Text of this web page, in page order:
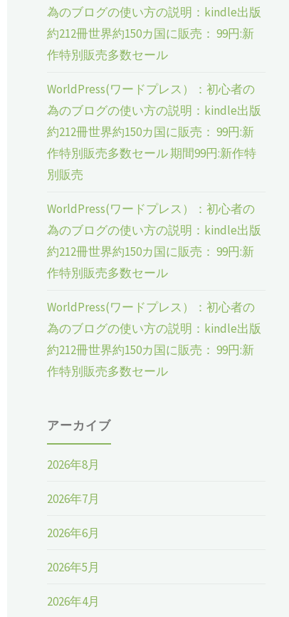
為のブログの使い方の説明：kindle出版
約212冊世界約150カ国に販売： 99円:新
作特別販売多数セール
WorldPress(ワードプレス）：初心者の
為のブログの使い方の説明：kindle出版
約212冊世界約150カ国に販売： 99円:新
作特別販売多数セール 期間99円:新作特
別販売
WorldPress(ワードプレス）：初心者の
為のブログの使い方の説明：kindle出版
約212冊世界約150カ国に販売： 99円:新
作特別販売多数セール
WorldPress(ワードプレス）：初心者の
為のブログの使い方の説明：kindle出版
約212冊世界約150カ国に販売： 99円:新
作特別販売多数セール
アーカイブ
2026年8月
2026年7月
2026年6月
2026年5月
2026年4月